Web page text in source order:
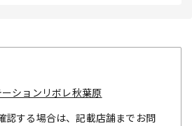
ションリボレ秋葉原
する場合は、記載店舗までお問